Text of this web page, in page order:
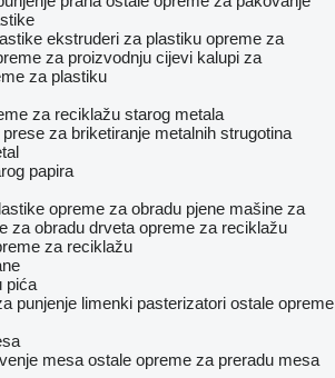
ekstruderi za plastiku opreme za
za proizvodnju cijevi kalupi za
za plastiku
za reciklažu starog metala
prese za briketiranje metalnih strugotina
papira
opreme za obradu pjene mašine za
za obradu drveta opreme za reciklažu
za reciklažu
pića
punjenje limenki pasterizatori ostale opreme
mesa ostale opreme za preradu mesa